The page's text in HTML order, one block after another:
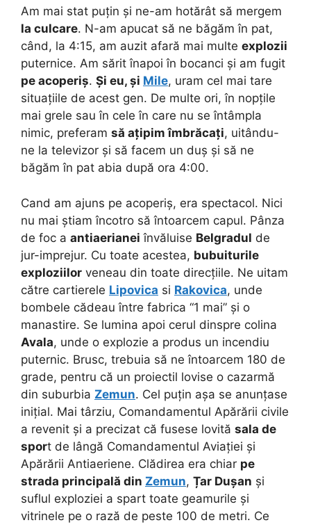
Am mai stat puțin și ne-am hotărât să mergem
la culcare. N-am apucat să ne băgăm în pat,
când, la 4:15, am auzit afară mai multe explozii
puternice. Am sărit înapoi în bocanci și am fugit
pe acoperiș. Și eu, și Mile, uram cel mai tare
situațiile de acest gen. De multe ori, în nopțile
mai grele sau în cele în care nu se întâmpla
nimic, preferam să ațipim îmbrăcați, uitându-
ne la televizor și să facem un duș și să ne
băgăm în pat abia după ora 4:00.
Cand am ajuns pe acoperiș, era spectacol. Nici
nu mai știam încotro să întoarcem capul. Pânza
de foc a antiaerianei învăluise Belgradul de
jur-imprejur. Cu toate acestea, bubuiturile
exploziilor veneau din toate direcțiile. Ne uitam
către cartierele Lipovica si Rakovica, unde
bombele cădeau între fabrica “1 mai” și o
manastire. Se lumina apoi cerul dinspre colina
Avala, unde o explozie a produs un incendiu
puternic. Brusc, trebuia să ne întoarcem 180 de
grade, pentru că un proiectil lovise o cazarmă
din suburbia Zemun. Cel puțin așa se anunțase
inițial. Mai târziu, Comandamentul Apărării civile
a revenit și a precizat că fusese lovită sala de
sport de lângă Comandamentul Aviației și
Apărării Antiaeriene. Clădirea era chiar pe
strada principală din Zemun, Țar Dușan și
suflul exploziei a spart toate geamurile și
vitrinele pe o rază de peste 100 de metri. Ce